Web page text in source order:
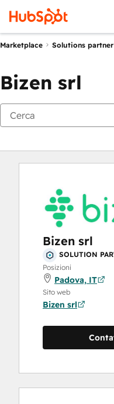
Marketplace Solutions partner
Bizen srl
Bizen srl
SOLUTION
Posizioni
Padova, IT
Sito web
Bizen srl